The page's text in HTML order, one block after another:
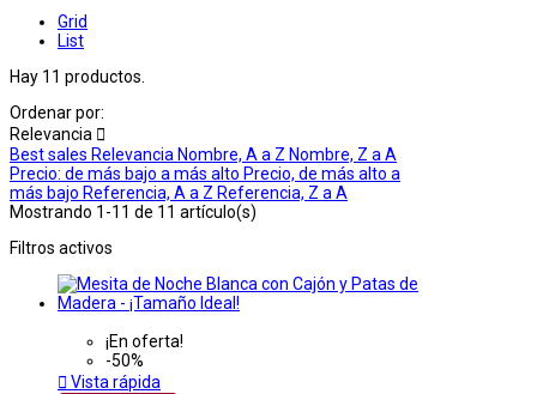
Grid
List
Hay 11 productos.
Ordenar por:
Relevancia 
Best sales Relevancia Nombre, A a Z Nombre, Z a A
Precio: de más bajo a más alto Precio, de más alto a
más bajo Referencia, A a Z Referencia, Z a A
Mostrando 1-11 de 11 artículo(s)
Filtros activos
¡En oferta!
-50%
 Vista rápida